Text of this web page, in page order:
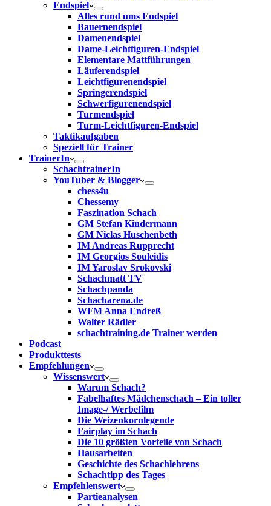
Endspiel
Alles rund ums Endspiel
Bauernendspiel
Damenendspiel
Dame-Leichtfiguren-Endspiel
Elementare Mattführungen
Läuferendspiel
Leichtfigurenendspiel
Springerendspiel
Schwerfigurenendspiel
Turmendspiel
Turm-Leichtfiguren-Endspiel
Taktikaufgaben
Speziell für Trainer
TrainerIn
SchachtrainerIn
YouTuber & Blogger
chess4u
Chessemy
Faszination Schach
GM Stefan Kindermann
GM Niclas Huschenbeth
IM Andreas Rupprecht
IM Georgios Souleidis
IM Yaroslav Srokovski
Schachmatt TV
Schachpanda
Schacharena.de
WFM Anna Endreß
Walter Rädler
schachtraining.de Trainer werden
Podcast
Produkttests
Empfehlungen
Wissenswert
Warum Schach?
Fabelhaftes Mädchenschach – Ein toller
Image-/ Werbefilm
Die Weizenkornlegende
Fairplay im Schach
Die 10 größten Vorteile von Schach‎
Hausarbeiten
Geschichte des Schachlehrens
Schachtipp des Tages
Empfehlenswert
Partieanalysen